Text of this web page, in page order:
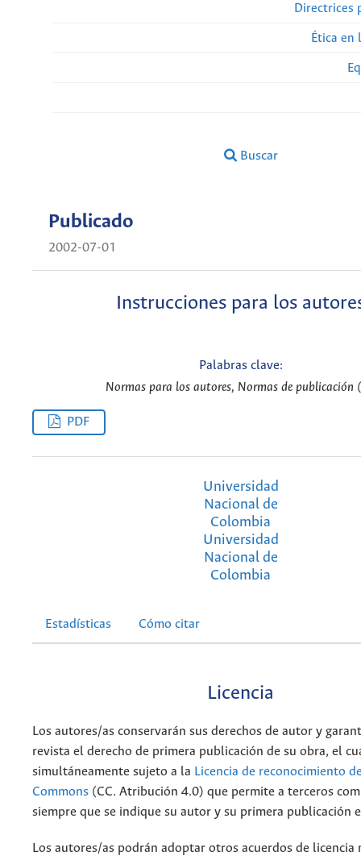
Directrices
Ética en
Buscar
Publicado
2002-07-01
Instrucciones para los
Palabras clave:
Normas para los autores, Normas de publicación
PDF
Universidad
Nacional de
Colombia
Universidad
Nacional de
Colombia
Estadísticas Cómo citar
Licencia
Los autores/as conservarán sus derechos de autor y
revista el derecho de primera publicación de su obra, el
simultáneamente sujeto a la Licencia de reconocimiento
Commons (CC. Atribución 4.0) que permite a terceros
siempre que se indique su autor y su primera publicación
Los autores/as podrán adoptar otros acuerdos de licencia